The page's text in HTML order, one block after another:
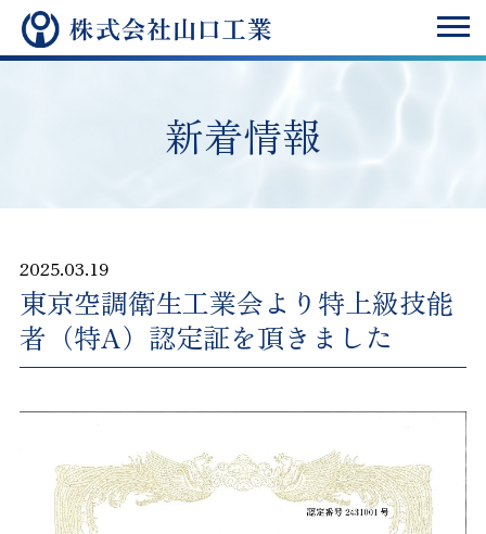
新着情報
2025.03.19
東京空調衛生工業会より特上級技能
者（特A）認定証を頂きました